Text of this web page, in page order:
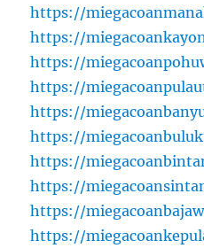
https://
https://
https://
https://
https://
https://
https://
https://
https://
https://